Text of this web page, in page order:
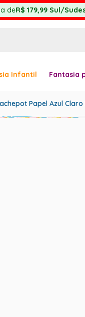
deR$ 179,99 Sul/
Infantil Fantasia
Papel Azul